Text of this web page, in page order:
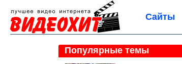
Сайты
Популярные темы